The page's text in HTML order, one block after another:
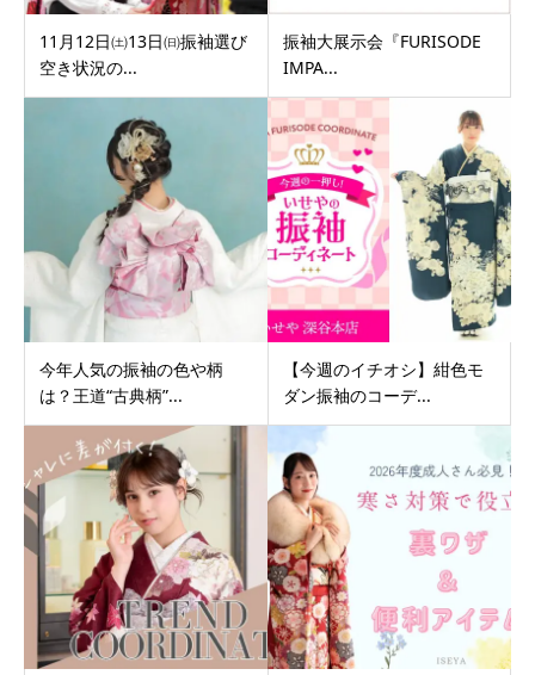
11月12日㈯13日㈰振袖選び
空き状況の...
振袖大展示会『FURISODE
IMPA...
今年人気の振袖の色や柄
は？王道“古典柄”...
【今週のイチオシ】紺色モ
ダン振袖のコーデ...